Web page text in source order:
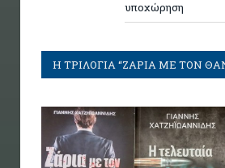
υποχώρηση
Η ΤΡΙΛΟΓΙΑ “ΖΑΡΙΑ ΜΕ ΤΟΝ